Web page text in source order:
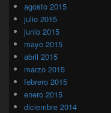
agosto 2015
julio 2015
junio 2015
mayo 2015
abril 2015
marzo 2015
febrero 2015
enero 2015
diciembre 2014